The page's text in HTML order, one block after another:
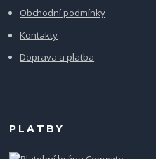
Obchodní podmínky
Kontakty
Doprava a platba
PLATBY